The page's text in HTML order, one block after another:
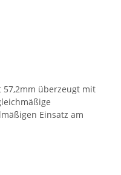
57,2mm überzeugt mit
Einsatz am